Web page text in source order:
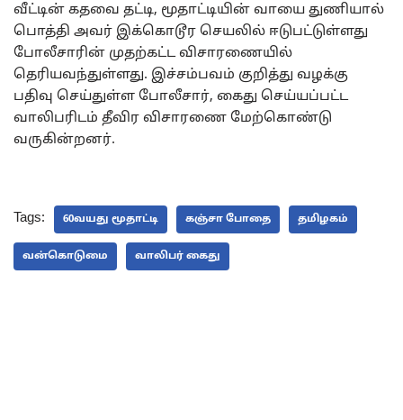
வீட்டின் கதவை தட்டி, மூதாட்டியின் வாயை துணியால்
பொத்தி அவர் இக்கொடூர செயலில் ஈடுபட்டுள்ளது
போலீசாரின் முதற்கட்ட விசாரணையில்
தெரியவந்துள்ளது. இச்சம்பவம் குறித்து வழக்கு
பதிவு செய்துள்ள போலீசார், கைது செய்யப்பட்ட
வாலிபரிடம் தீவிர விசாரணை மேற்கொண்டு
வருகின்றனர்.
Tags: 60வயது மூதாட்டி கஞ்சா போதை தமிழகம்
வன்கொடுமை வாலிபர் கைது